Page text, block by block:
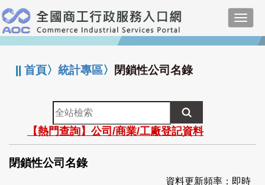
跳
到
主
要
:::
||首頁〉統計專區〉 閉鎖性公司名錄
全
站
檢
索
【熱門查詢】公司/商業/工廠登記資料
閉鎖性公司名錄
資料更新頻率：即時